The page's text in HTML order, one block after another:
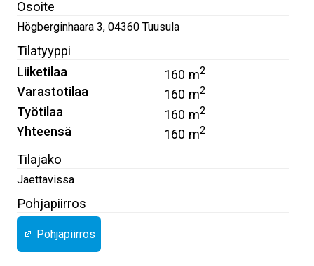
Osoite
Högberginhaara 3, 04360 Tuusula
Tilatyyppi
Liiketilaa
160 m2
Varastotilaa 160 m2
Työtilaa 160 m2
Yhteensä 160 m2
Tilajako
Jaettavissa
Pohjapiirros
Pohjapiirros